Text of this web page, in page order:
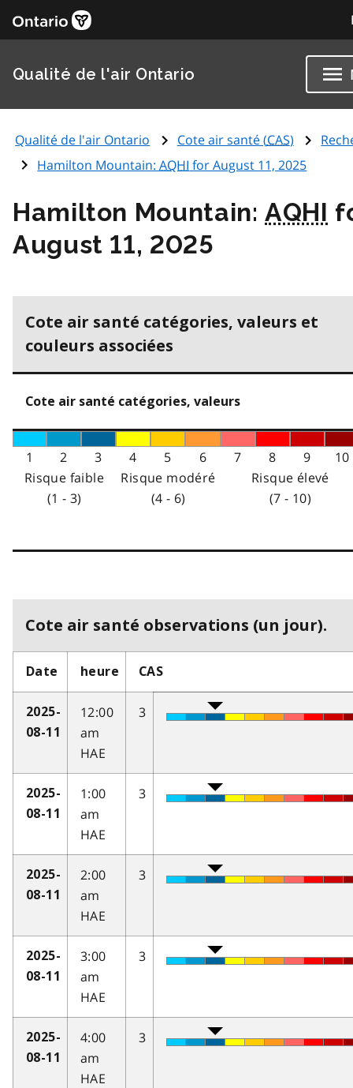
Qualité de l'air Ontario
Qualité de l'air Ontario Cote air santé (CAS)
Hamilton Mountain:AQHI for August 11, 2025
Hamilton Mountain:AQHI
August 11, 2025
Cote air santé catégories, valeurs et
couleurs associées
Cote air santé catégories, valeurs
1 2 3 4 5 6 7 8 9
10
Risque faible
(1 - 3)
Risque modéré
(4 - 6)
Risque élevé
(7 - 10)
Cote air santé observations (un jour).
Date heure CAS
2025-
08-11
12:00
am
HAE
3
2025-
08-11
1:00
am
HAE
3
2025-
08-11
2:00
am
HAE
3
2025-
08-11
3:00
am
HAE
3
2025-
08-11
4:00
am
HAE
3